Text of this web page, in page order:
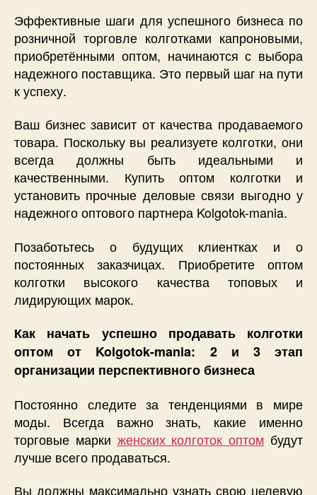
Эффективные шаги для успешного бизнеса по
розничной торговле колготками капроновыми,
приобретёнными оптом, начинаются с выбора
надежного поставщика. Это первый шаг на пути
к успеху.
Ваш бизнес зависит от качества продаваемого
товара. Поскольку вы реализуете колготки, они
всегда должны быть идеальными и
качественными. Купить оптом колготки и
установить прочные деловые связи выгодно у
надежного оптового партнера Kolgotok-mania.
Позаботьтесь о будущих клиентках и о
постоянных заказчицах. Приобретите оптом
колготки высокого качества топовых и
лидирующих марок.
Как начать успешно продавать колготки
оптом от Kolgotok-mania: 2 и 3 этап
организации перспективного бизнеса
Постоянно следите за тенденциями в мире
моды. Всегда важно знать, какие именно
торговые марки женских колготок оптом будут
лучше всего продаваться.
Вы должны максимально узнать свою целевую